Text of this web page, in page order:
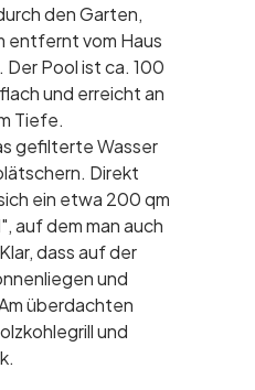
den Garten,
entfernt vom Haus
Der Pool ist ca. 100
und erreicht an
Tiefe.
gefilterte Wasser
Direkt
ein etwa 200 qm
auf dem man auch
dass auf der
und
überdachten
und